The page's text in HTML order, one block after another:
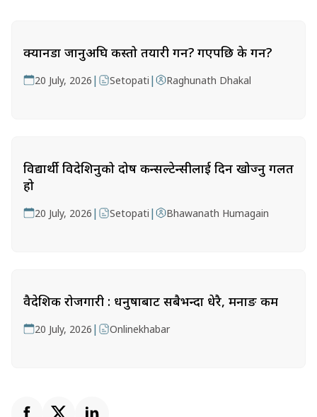
क्यानडा जानुअघि कस्तो तयारी गर्ने? गएपछि के गर्ने?
20 July, 2026 | Setopati | Raghunath Dhakal
विद्यार्थी विदेशिनुको दोष कन्सल्टेन्सीलाई दिन खोज्नु गलत
हो
20 July, 2026 | Setopati | Bhawanath Humagain
वैदेशिक रोजगारी : धनुषाबाट सबैभन्दा धेरै, मनाङ कम
20 July, 2026 | Onlinekhabar